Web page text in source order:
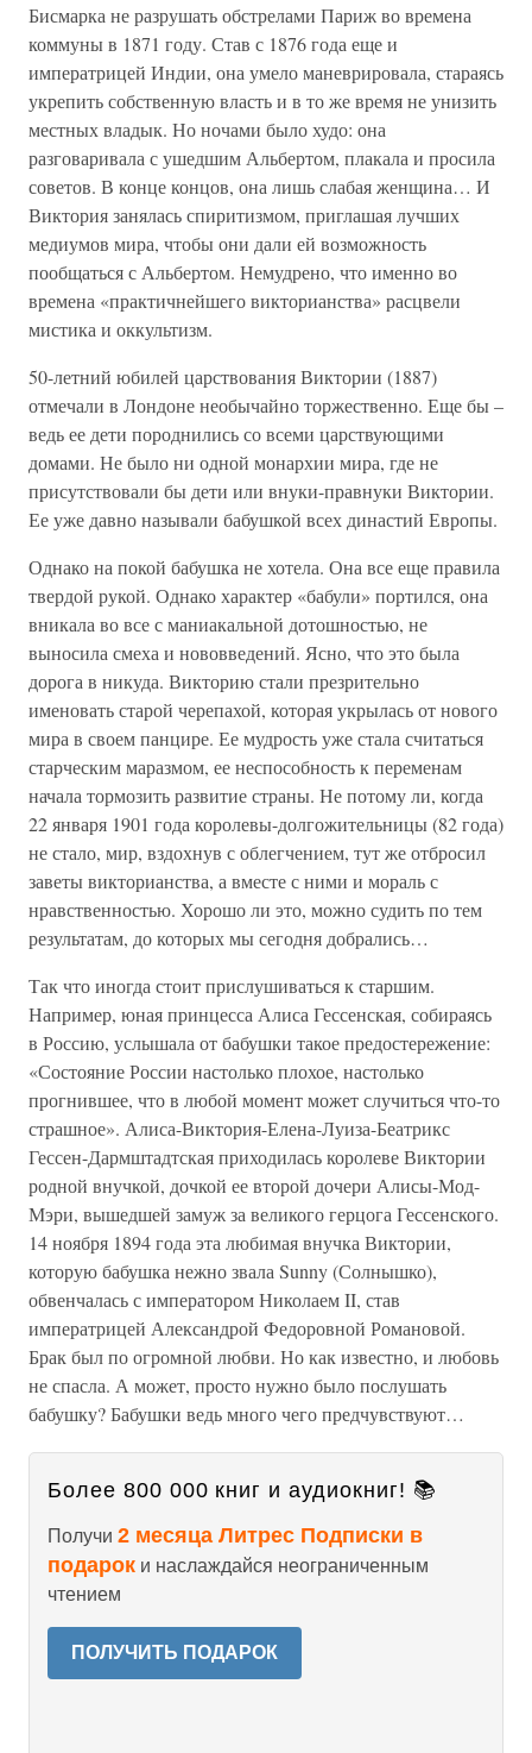
Бисмарка не разрушать обстрелами Париж во времена
коммуны в 1871 году. Став с 1876 года еще и
императрицей Индии, она умело маневрировала, стараясь
укрепить собственную власть и в то же время не унизить
местных владык. Но ночами было худо: она
разговаривала с ушедшим Альбертом, плакала и просила
советов. В конце концов, она лишь слабая женщина… И
Виктория занялась спиритизмом, приглашая лучших
медиумов мира, чтобы они дали ей возможность
пообщаться с Альбертом. Немудрено, что именно во
времена «практичнейшего викторианства» расцвели
мистика и оккультизм.
50-летний юбилей царствования Виктории (1887)
отмечали в Лондоне необычайно торжественно. Еще бы –
ведь ее дети породнились со всеми царствующими
домами. Не было ни одной монархии мира, где не
присутствовали бы дети или внуки-правнуки Виктории.
Ее уже давно называли бабушкой всех династий Европы.
Однако на покой бабушка не хотела. Она все еще правила
твердой рукой. Однако характер «бабули» портился, она
вникала во все с маниакальной дотошностью, не
выносила смеха и нововведений. Ясно, что это была
дорога в никуда. Викторию стали презрительно
именовать старой черепахой, которая укрылась от нового
мира в своем панцире. Ее мудрость уже стала считаться
старческим маразмом, ее неспособность к переменам
начала тормозить развитие страны. Не потому ли, когда
22 января 1901 года королевы-долгожительницы (82 года)
не стало, мир, вздохнув с облегчением, тут же отбросил
заветы викторианства, а вместе с ними и мораль с
нравственностью. Хорошо ли это, можно судить по тем
результатам, до которых мы сегодня добрались…
Так что иногда стоит прислушиваться к старшим.
Например, юная принцесса Алиса Гессенская, собираясь
в Россию, услышала от бабушки такое предостережение:
«Состояние России настолько плохое, настолько
прогнившее, что в любой момент может случиться что-то
страшное». Алиса-Виктория-Елена-Луиза-Беатрикс
Гессен-Дармштадтская приходилась королеве Виктории
родной внучкой, дочкой ее второй дочери Алисы-Мод-
Мэри, вышедшей замуж за великого герцога Гессенского.
14 ноября 1894 года эта любимая внучка Виктории,
которую бабушка нежно звала Sunny (Солнышко),
обвенчалась с императором Николаем II, став
императрицей Александрой Федоровной Романовой.
Брак был по огромной любви. Но как известно, и любовь
не спасла. А может, просто нужно было послушать
бабушку? Бабушки ведь много чего предчувствуют…
Более 800 000 книг и аудиокниг! 📚
Получи 2 месяца Литрес Подписки в
подарок и наслаждайся неограниченным
чтением
ПОЛУЧИТЬ ПОДАРОК